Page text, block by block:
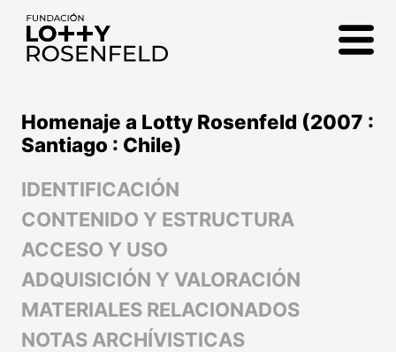
Homenaje a Lotty Rosenfeld (2007 :
Santiago : Chile)
IDENTIFICACIÓN
CONTENIDO Y ESTRUCTURA
ACCESO Y USO
ADQUISICIÓN Y VALORACIÓN
MATERIALES RELACIONADOS
NOTAS ARCHÍVISTICAS